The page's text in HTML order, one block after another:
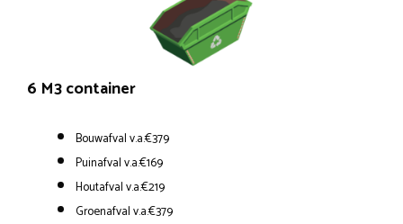
6 M3 container
Bouwafval v.a.€379
Puinafval v.a.€169
Houtafval v.a.€219
Groenafval v.a.€379